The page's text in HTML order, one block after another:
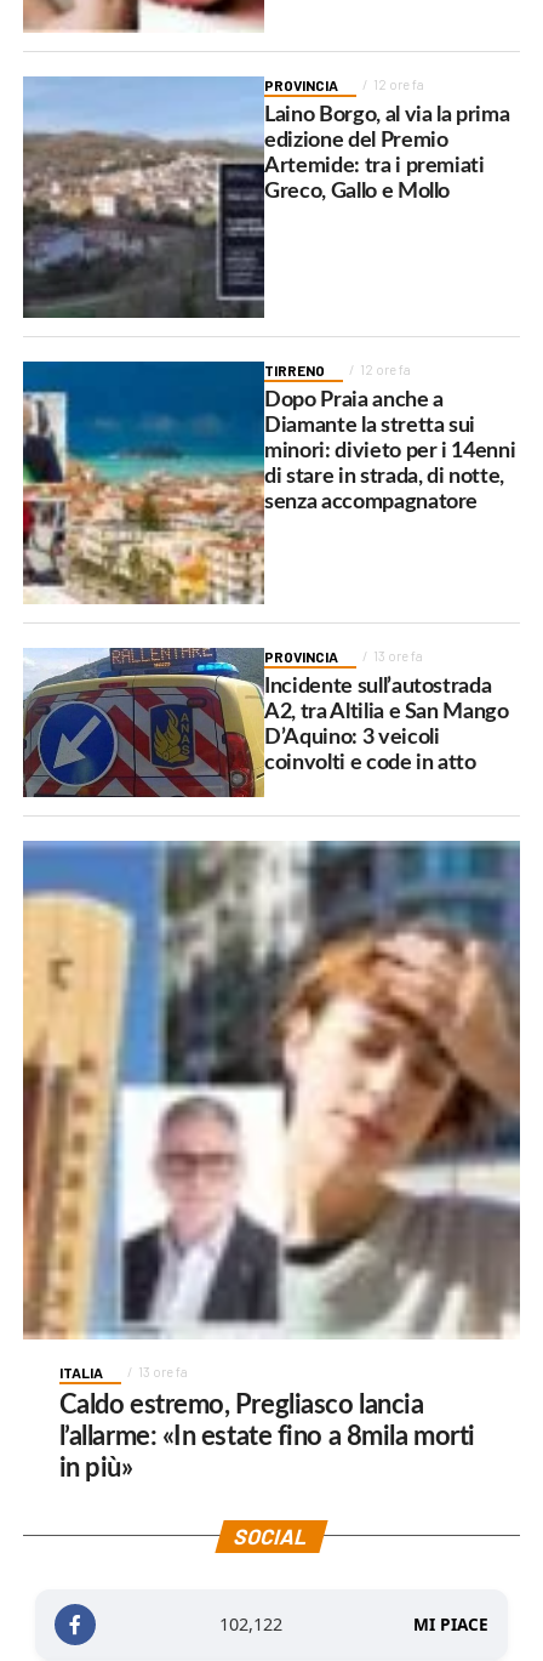
PROVINCIA 12 ore fa
Laino Borgo, al via la prima
edizione del Premio
Artemide: tra i premiati
Greco, Gallo e Mollo
TIRRENO 12 ore fa
Dopo Praia anche a
Diamante la stretta sui
minori: divieto per i 14enni
di stare in strada, di notte,
senza accompagnatore
PROVINCIA 13 ore fa
Incidente sull’autostrada
A2, tra Altilia e San Mango
D’Aquino: 3 veicoli
coinvolti e code in atto
ITALIA 13 ore fa
Caldo estremo, Pregliasco lancia
l’allarme: «In estate fino a 8mila morti
in più»
SOCIAL
102,122 MI PIACE